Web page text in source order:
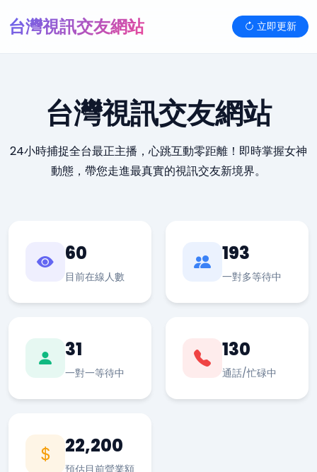
台灣視訊交友網站 立即更新
台灣視訊交友網站
24小時捕捉全台最正主播，心跳互動零距離！即時掌握女神
動態，帶您走進最真實的視訊交友新境界。
60
目前在線人數
193
一對多等待中
31
一對一等待中
130
通話/忙碌中
22,200
預估目前營業額